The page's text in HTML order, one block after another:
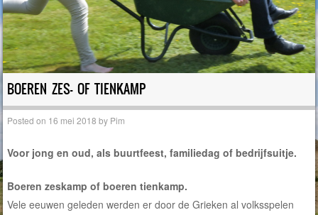
BOEREN ZES- OF TIENKAMP
Posted on 16 mei 2018 by Pim
Voor jong en oud, als buurtfeest, familiedag of bedrijfsuitje.
Boeren zeskamp of boeren tienkamp.
Vele eeuwen geleden werden er door de Grieken al volksspelen